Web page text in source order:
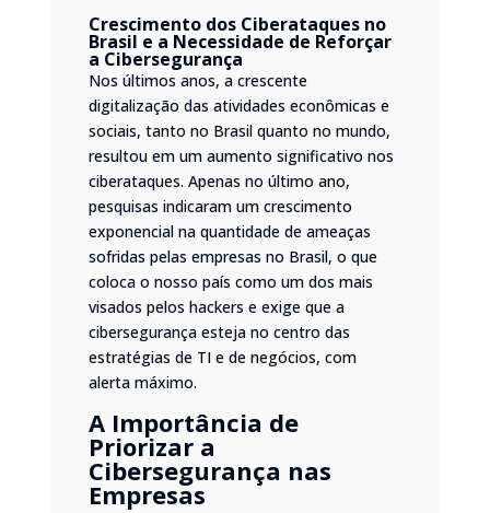
Crescimento dos Ciberataques no
Brasil e a Necessidade de Reforçar
a Cibersegurança
Nos últimos anos, a crescente
digitalização das atividades econômicas e
sociais, tanto no Brasil quanto no mundo,
resultou em um aumento significativo nos
ciberataques. Apenas no último ano,
pesquisas indicaram um crescimento
exponencial na quantidade de ameaças
sofridas pelas empresas no Brasil, o que
coloca o nosso país como um dos mais
visados pelos hackers e exige que a
cibersegurança esteja no centro das
estratégias de TI e de negócios, com
alerta máximo.
A Importância de
Priorizar a
Cibersegurança nas
Empresas